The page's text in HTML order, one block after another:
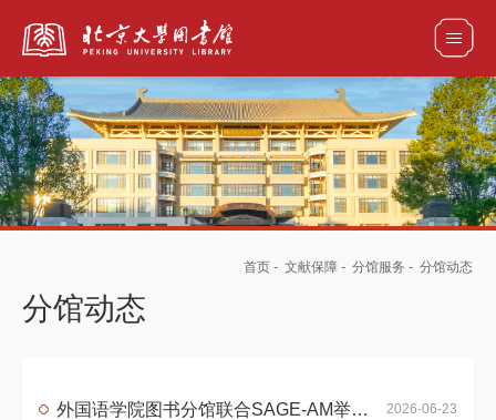
全部资源
首页 - 文献保障 - 分馆服务 - 分馆动态
分馆动态
2026-06-23
外国语学院图书分馆联合SAGE-AM举办原始档案工作坊